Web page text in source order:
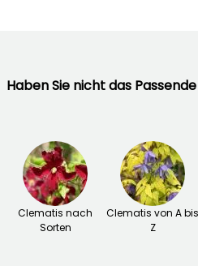
Haben Sie nicht das
Clematis nach
Sorten
Clematis von A bis
Z